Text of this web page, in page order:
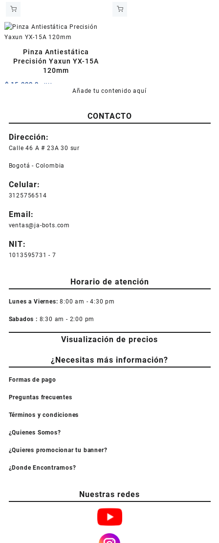
Pinza Antiestática
Precisión Yaxun YX-15A
120mm
$ 15.000,0 +IVA
Añade tu contenido aquí
CONTACTO
Dirección:
Calle 46 A # 23A 30 sur
Bogotá - Colombia
Celular:
3125756514
Email:
ventas@ja-bots.com
NIT:
1013595731 - 7
Horario de atención
Lunes a Viernes: 8:00 am - 4:30 pm
Sabados : 8:30 am - 2:00 pm
Visualización de precios
¿Necesitas más información?
Formas de pago
Preguntas frecuentes
Términos y condiciones
¿Quienes Somos?
¿Quieres promocionar tu banner?
¿Donde Encontrarnos?
Nuestras redes